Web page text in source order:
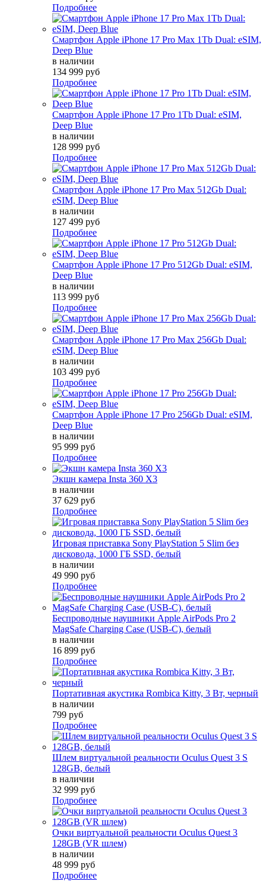
Подробнее
Смартфон Apple iPhone 17 Pro Max 1Tb Dual: eSIM,
Deep Blue
в наличии
134 999 руб
Подробнее
Смартфон Apple iPhone 17 Pro 1Tb Dual: eSIM,
Deep Blue
в наличии
128 999 руб
Подробнее
Смартфон Apple iPhone 17 Pro Max 512Gb Dual:
eSIM, Deep Blue
в наличии
127 499 руб
Подробнее
Смартфон Apple iPhone 17 Pro 512Gb Dual: eSIM,
Deep Blue
в наличии
113 999 руб
Подробнее
Смартфон Apple iPhone 17 Pro Max 256Gb Dual:
eSIM, Deep Blue
в наличии
103 499 руб
Подробнее
Смартфон Apple iPhone 17 Pro 256Gb Dual: eSIM,
Deep Blue
в наличии
95 999 руб
Подробнее
Экшн камера Insta 360 X3
в наличии
37 629 руб
Подробнее
Игровая приставка Sony PlayStation 5 Slim без
дисковода, 1000 ГБ SSD, белый
в наличии
49 990 руб
Подробнее
Беспроводные наушники Apple AirPods Pro 2
MagSafe Charging Case (USB-C), белый
в наличии
16 899 руб
Подробнее
Портативная акустика Rombica Kitty, 3 Вт, черный
в наличии
799 руб
Подробнее
Шлем виртуальной реальности Oculus Quest 3 S
128GB, белый
в наличии
32 999 руб
Подробнее
Очки виртуальной реальности Oculus Quest 3
128GB (VR шлем)
в наличии
48 999 руб
Подробнее